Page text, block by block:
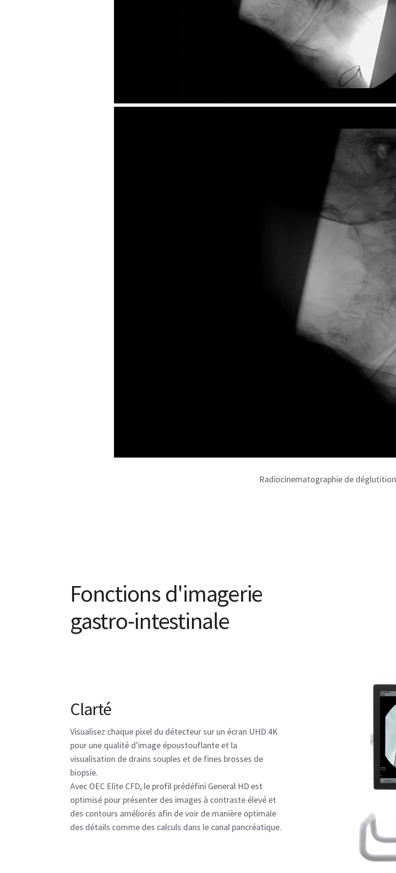
Radiocinematographie de déglutition
Fonctions d'imagerie
gastro-intestinale
Clarté
Visualisez chaque pixel du détecteur sur un écran UHD 4K
pour une qualité d'image époustouflante et la
visualisation de drains souples et de fines brosses de
biopsie.
Avec OEC Elite CFD, le profil prédéfini General HD est
optimisé pour présenter des images à contraste élevé et
des contours améliorés afin de voir de manière optimale
des détails comme des calculs dans le canal pancréatique.